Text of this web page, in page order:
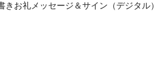
きお礼メッセージ＆サイン（デジタル）